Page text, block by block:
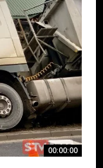
00:00:00